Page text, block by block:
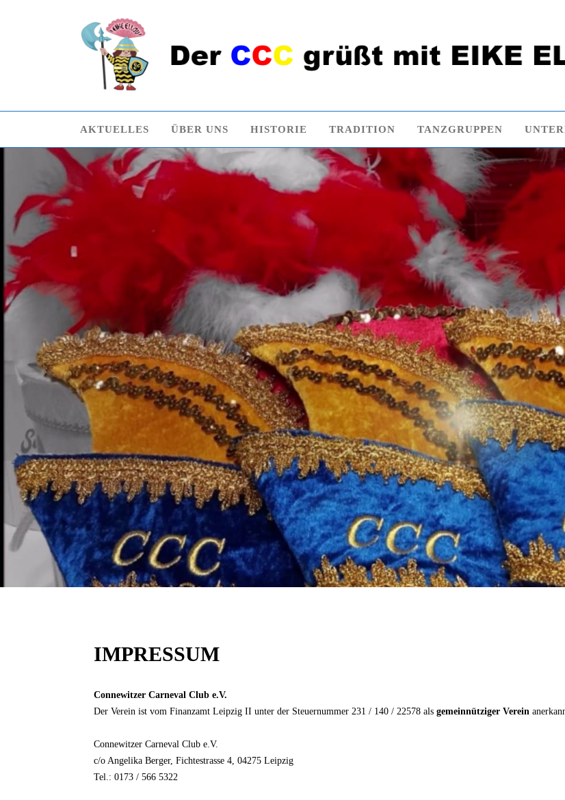
AKTUELLES ÜBER UNS HISTORIE TRADITION TANZGRUPPEN
IMPRESSUM
Connewitzer Carneval Club e.V.
Der Verein ist vom Finanzamt Leipzig II unter der Steuernummer 231 / 140 / 22578 als gemeinnütziger Verein
Connewitzer Carneval Club e.V.
c/o Angelika Berger, Fichtestrasse 4, 04275 Leipzig
Tel.: 0173 / 566 5322